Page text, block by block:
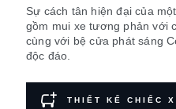
Sự cách tân hiện đại của
gồm mui xe tương phản với
cùng với bệ cửa phát sáng
độc đáo.
THIẾT KẾ CHIẾC